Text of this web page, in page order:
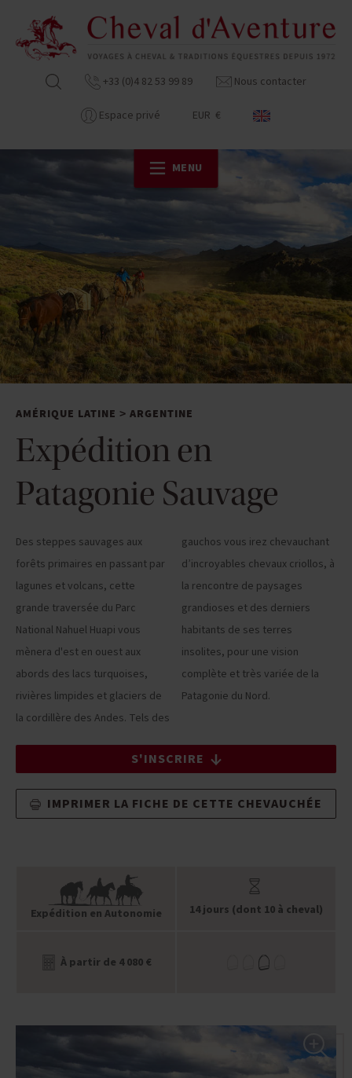
+33 (0)4 82 53 99 89 Nous contacter
Espace privé EUR €
MENU
AMÉRIQUE LATINE > ARGENTINE
Expédition en
Patagonie Sauvage
Des steppes sauvages aux
forêts primaires en passant par
lagunes et volcans, cette
grande traversée du Parc
National Nahuel Huapi vous
mènera d'est en ouest aux
abords des lacs turquoises,
rivières limpides et glaciers de
la cordillère des Andes. Tels des
gauchos vous irez chevauchant
d’incroyables chevaux criollos, à
la rencontre de paysages
grandioses et des derniers
habitants de ses terres
insolites, pour une vision
complète et très variée de la
Patagonie du Nord.
S'INSCRIRE
IMPRIMER LA FICHE DE CETTE CHEVAUCHÉE
Expédition en Autonomie 14 jours (dont 10 à cheval)
À partir de 4 080 €